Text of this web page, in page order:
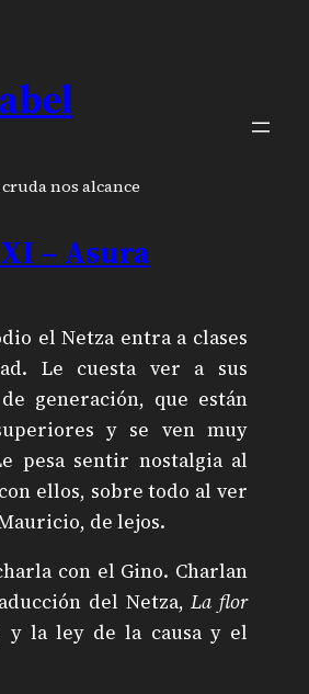
nos alcance
– Asura
el Netza entra a clases
Le cuesta ver a sus
generación, que están
y se ven muy
pesa sentir nostalgia al
ellos, sobre todo al ver
de lejos.
con el Gino. Charlan
del Netza,La flor
y la ley de la causa y el